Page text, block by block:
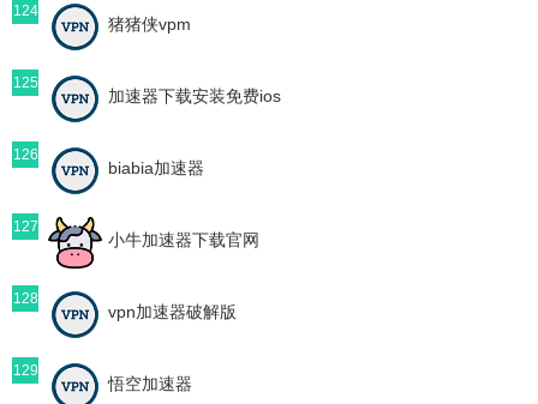
124
猪猪侠vpm
125
加速器下载安装免费ios
126
biabia加速器
127
小牛加速器下载官网
128
vpn加速器破解版
129
悟空加速器